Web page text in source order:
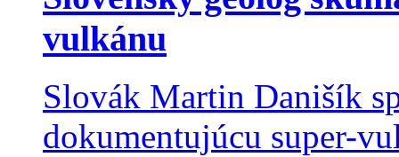
vulkánu
Slovák Martin Danišík
dokumentujúcu super-